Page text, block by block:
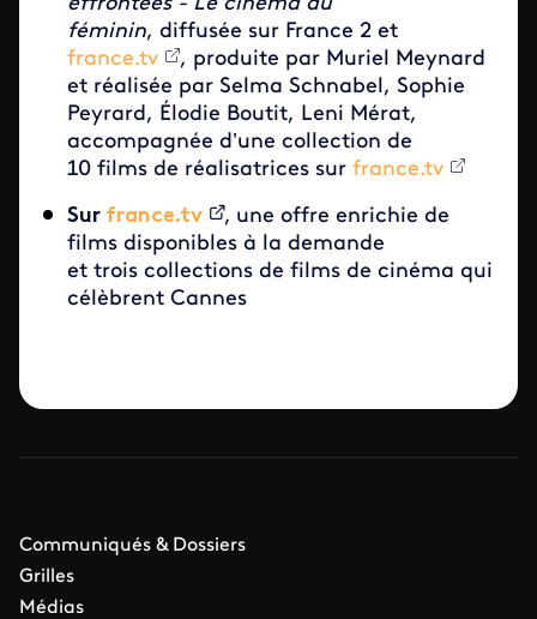
féminin, diffusée sur France 2 et
france.tv
, produite par Muriel Meynard
et réalisée par Selma Schnabel, Sophie
Peyrard, Élodie Boutit, Leni Mérat,
accompagnée d’une collection de
10 films de réalisatrices sur france.tv
Sur france.tv , une offre enrichie de
films disponibles à la demande
et trois collections de films de cinéma qui
célèbrent Cannes
Communiqués & Dossiers
Grilles
Médias